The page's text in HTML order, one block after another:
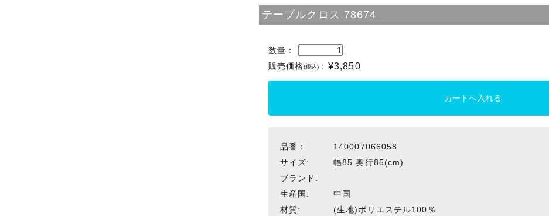
テーブルクロス 78674
数量：
販売価格(税込) ： ¥3,850
品番：
140007066058
サイズ:
幅85 奥行85(cm)
ブランド:
生産国:
中国
材質:
(生地)ポリエステル100％